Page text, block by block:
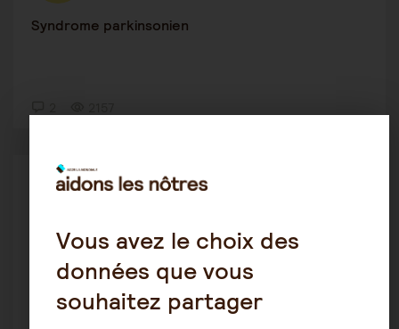
Syndrome parkinsonien
Vous avez le choix des
données que vous
souhaitez partager